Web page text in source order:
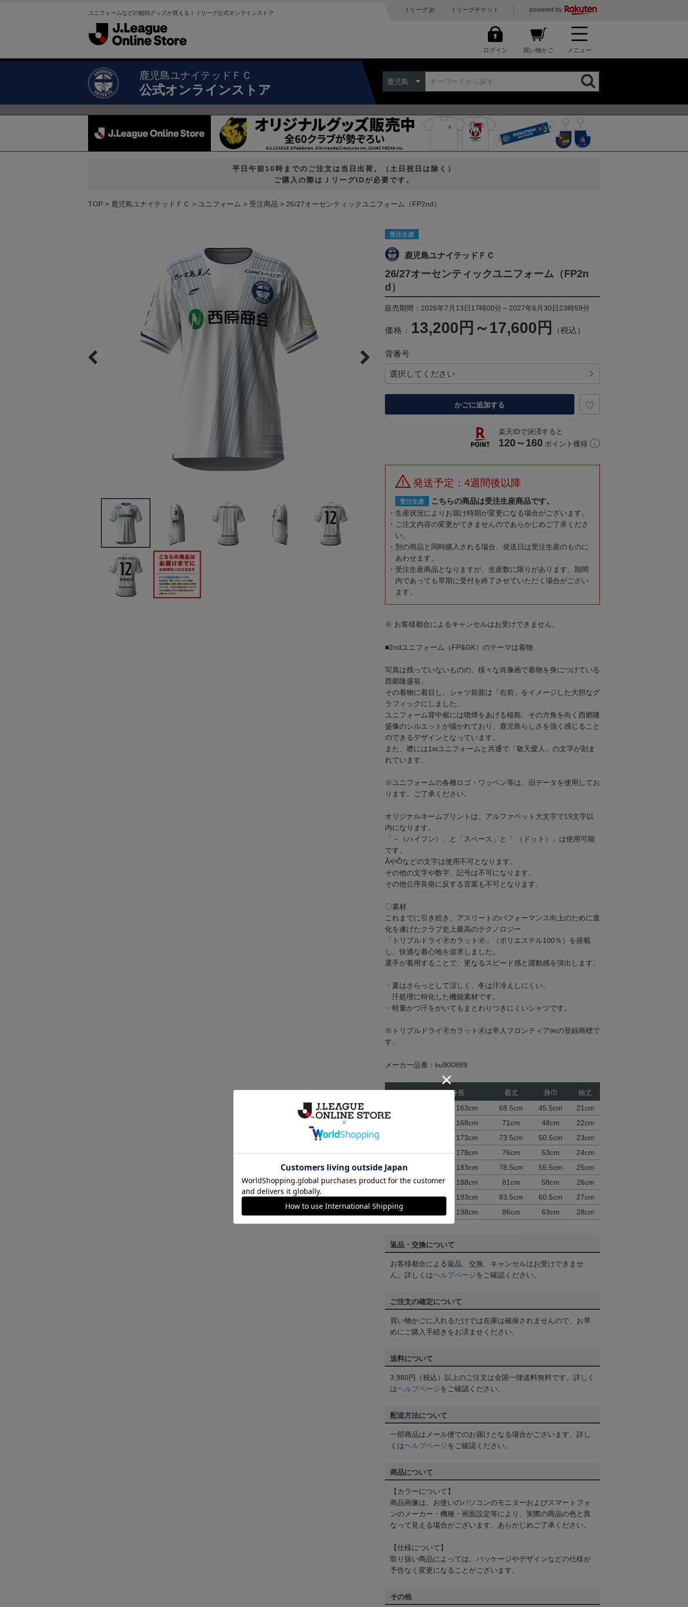
ユニフォームなどの観戦グッズが買える！Ｊリーグ公式オンラインストア Ｊリーグ.jp Ｊリーグチケット powered by
ログイン 買い物かご メニュー
鹿児島ユナイテッドＦＣ
公式オンラインストア
鹿児島
平日午前10時までのご注文は当日出荷。（土日祝日は除く）
ご購入の際はＪリーグIDが必要です。
TOP 鹿児島ユナイテッドＦＣ ユニフォーム 受注商品 26/27オーセンティックユニフォーム（FP2nd）
受注生産
鹿児島ユナイテッドＦＣ
26/27オーセンティックユニフォーム（FP2n
d）
販売期間：2026年7月13日17時00分～2027年6月30日23時59分
価格： 13,200円～17,600円 （税込）
背番号
かごに追加する
楽天IDで決済すると
120～160 ポイント獲得
発送予定：4週間後以降
受注生産 こちらの商品は受注生産商品です。
生産状況によりお届け時期が変更になる場合がございます。
ご注文内容の変更ができませんのであらかじめご了承くださ
い。
別の商品と同時購入される場合、発送日は受注生産のものに
あわせます。
受注生産商品となりますが、生産数に限りがあります。期間
内であっても早期に受付を終了させていただく場合がござい
ます。
※ お客様都合によるキャンセルはお受けできません。
■2ndユニフォーム（FP&GK）のテーマは着物
写真は残っていないものの、様々な肖像画で着物を身につけている
西郷隆盛翁。
その着物に着目し、シャツ前面は「右前」をイメージした大胆なグ
ラフィックにしました。
ユニフォーム背中裾には噴煙をあげる桜島、その方角を向く西郷隆
盛像のシルエットが描かれており、鹿児島らしさを強く感じること
のできるデザインとなっています。
また、襟には1stユニフォームと共通で「敬天愛人」の文字が刻ま
れています。
※ユニフォームの各種ロゴ・ワッペン等は、旧データを使用してお
ります。ご了承ください。
オリジナルネームプリントは、アルファベット大文字で19文字以
内になります。
「－（ハイフン）」と「スペース」と「.（ドット）」は使用可能
です。
ÃやÕなどの文字は使用不可となります。
その他の文字や数字、記号は不可になります。
その他公序良俗に反する言葉も不可となります。
〇素材
これまでに引き続き、アスリートのパフォーマンス向上のために進
化を遂げたクラブ史上最高のテクノロジー
「トリプルドライ🄬カラット🄬」（ポリエステル100％）を搭載
し、快適な着心地を追求しました。
選手が着用することで、更なるスピード感と躍動感を演出します。
・夏はさらっとして涼しく、冬は汗冷えしにくい、
汗処理に特化した機能素材です。
・軽量かつ汗をかいてもまとわりつきにくいシャツです。
※トリプルドライ🄬カラット🄬は帝人フロンティア㈱の登録商標で
す。
メーカー品番：ku900889
サイズ 身長 着丈 身巾
袖丈
157～163cm 68.5cm 45.5cm
21cm
162～168cm 71cm 48cm
22cm
167～173cm 73.5cm 50.5cm
23cm
L
172～178cm 76cm 53cm
24cm
XL
177～183cm 78.5cm 55.5cm
25cm
2XL
182～188cm 81cm 58cm
26cm
3XL
187～193cm 83.5cm 60.5cm
27cm
4XL
192～198cm 86cm 63cm 28cm
返品・交換について
お客様都合による返品、交換、キャンセルはお受けできませ
ん。詳しくはヘルプページをご確認ください。
ご注文の確定について
買い物かごに入れるだけでは在庫は確保されませんので、お早
めにご購入手続きをお済ませください。
送料について
3,980円（税込）以上のご注文は全国一律送料無料です。詳しく
はヘルプページをご確認ください。
配送方法について
一部商品はメール便でのお届けとなる場合がございます。詳し
くはヘルプページをご確認ください。
商品について
【カラーについて】
商品画像は、お使いのパソコンのモニターおよびスマートフォ
ンのメーカー・機種・画面設定等により、実際の商品の色と異
なって見える場合がございます。あらかじめご了承ください。
【仕様について】
取り扱い商品によっては、パッケージやデザインなどの仕様が
予告なく変更になることがございます。
その他